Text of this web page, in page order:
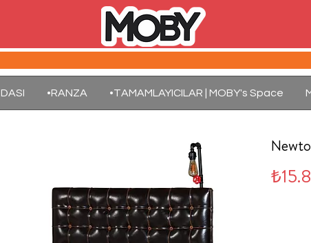
•RANZA •TAMAMLAYICILAR | MOBY's Space